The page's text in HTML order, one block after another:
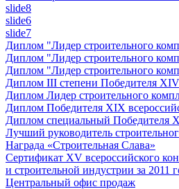
slide8
slide6
slide7
Диплом "Лидер строительного
Диплом "Лидер строительного
Диплом "Лидер строительного
Диплом III степени Победителя
Диплом Лидер строительного
Диплом Победителя XIX
Диплом специальный Победителя
Лучший руководитель
Награда «Строительная Слава»
Сертификат XV всероссийского
и строительной индустрии за 2011
Центральный офис продаж